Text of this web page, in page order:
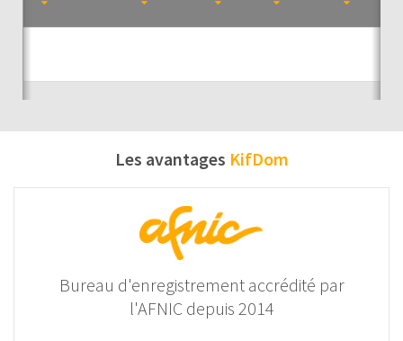
Les avantages KifDom
Bureau d'enregistrement accrédité par
l'AFNIC depuis 2014